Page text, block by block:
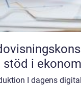
i
stöd i
I dagens